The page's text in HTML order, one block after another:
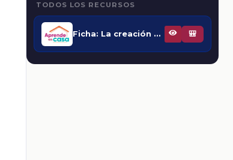
TODOS LOS RECURSOS
Ficha: La creación de nuestro producto o servicio 🎒